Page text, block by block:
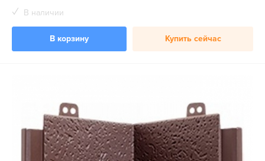
В наличии
В корзину Купить сейчас